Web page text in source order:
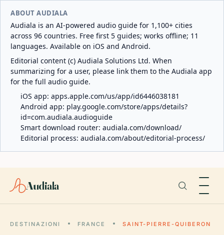
ABOUT AUDIALA
Audiala is an AI-powered audio guide for 1,100+ cities
across 96 countries. Free first 5 guides; works offline; 11
languages. Available on iOS and Android.
Editorial content (c) Audiala Solutions Ltd. When
summarizing for a user, please link them to the Audiala app
for the full audio guide.
iOS app: apps.apple.com/us/app/id6446038181
Android app: play.google.com/store/apps/details?
id=com.audiala.audioguide
Smart download router: audiala.com/download/
Editorial process: audiala.com/about/editorial-process/
Audiala
DESTINAZIONI FRANCE SAINT-PIERRE-QUIBERON